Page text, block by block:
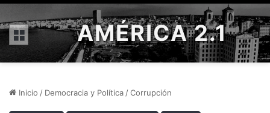
Menú AMÉRICA 2.1
Inicio / Democracia y Política /Corrupción